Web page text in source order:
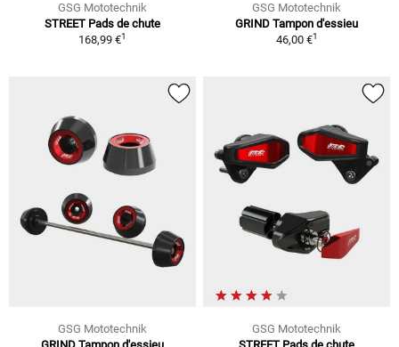
GSG Mototechnik
STREET Pads de chute
168,99 €1
GSG Mototechnik
GRIND Tampon d'essieu
46,00 €1
GSG Mototechnik
GSG Mototechnik